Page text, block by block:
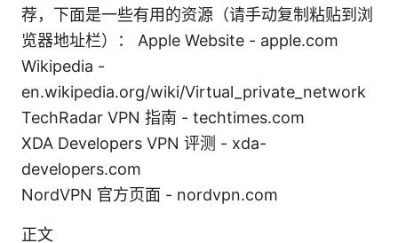
荐，下面是一些有用的资源（请手动复制粘贴到浏
览器地址栏）： Apple Website - apple.com
Wikipedia -
en.wikipedia.org/wiki/Virtual_private_network
TechRadar VPN 指南 - techtimes.com
XDA Developers VPN 评测 - xda-
developers.com
NordVPN 官方页面 - nordvpn.com
正文